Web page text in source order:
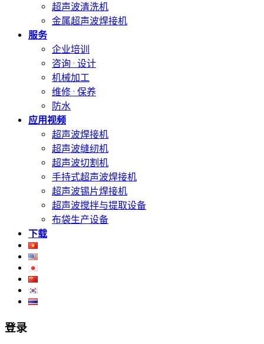
超声波清洗机
金属超声波焊接机
服务
企业培训
咨询 · 设计
机械加工
维修 · 保养
防水
应用视频
超声波焊接机
超声波缝纫机
超声波切割机
手持式超声波焊接机
超声波锡片焊接机
超声波搅拌与提取设备
布袋生产设备
下载
登录